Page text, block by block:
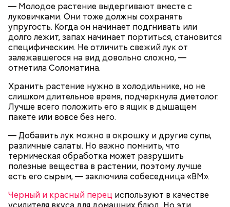
— Молодое растение выдергивают вместе с
луковичками. Они тоже должны сохранять
упругость. Когда он начинает подгнивать или
долго лежит, запах начинает портиться, становится
специфическим. Не отличить свежий лук от
залежавшегося на вид довольно сложно, —
отметила Соломатина.
Хранить растение нужно в холодильнике, но не
слишком длительное время, подчеркнула диетолог.
Лучше всего положить его в ящик в дышащем
пакете или вовсе без него.
— Добавить лук можно в окрошку и другие супы,
различные салаты. Но важно помнить, что
термическая обработка может разрушить
полезные вещества в растении, поэтому лучше
есть его сырым, — заключила собеседница «ВМ».
Черный и красный перец используют в качестве
может быть полезна. В первую очередь ее стоит
есть с осторожностью людям:
Вовсю идет и сезон черешни. «Вечерняя Москва»
узнала у врача — эндокринолога-диетолога
Натальи Лазуренко,как правильно есть эту ягодус
пользой для здоровья.